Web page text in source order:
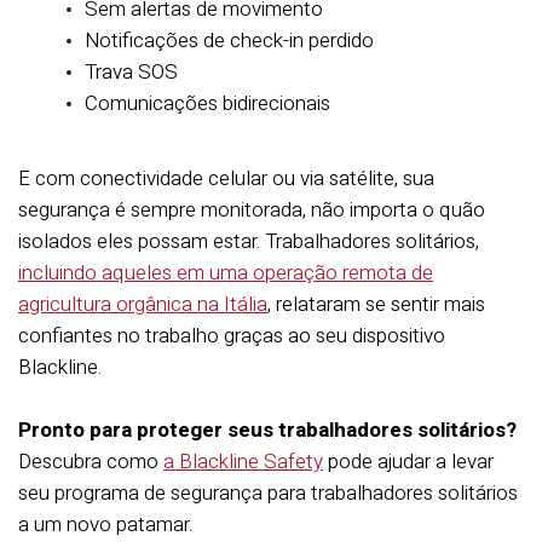
Sem alertas de movimento
Notificações de check-in perdido
Trava SOS
Comunicações bidirecionais
E com conectividade celular ou via satélite, sua
segurança é sempre monitorada, não importa o quão
isolados eles possam estar. Trabalhadores solitários,
incluindo aqueles em uma operação remota de
agricultura orgânica na Itália, relataram se sentir mais
confiantes no trabalho graças ao seu dispositivo
Blackline.
Pronto para proteger seus trabalhadores solitários?
Descubra como a Blackline Safetypode ajudar a levar
seu programa de segurança para trabalhadores solitários
a um novo patamar.